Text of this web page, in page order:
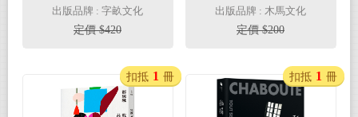
Little Secrets of
Relationships
出版品牌 : 字畝文化
定價 $420
出版品牌 : 木馬文化
定價 $200
扣抵 1 冊 扣抵 1 冊